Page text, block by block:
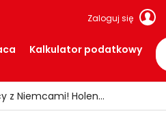
Zaloguj się
Kalkulator podatkowy
Upał może być zdrowy?! Eksperci zdradzają, jak „wytrenować” organizm